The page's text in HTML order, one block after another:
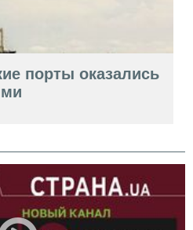
порты оказались